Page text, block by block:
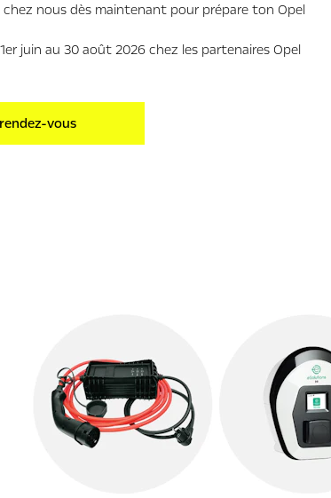
chez nous dès maintenant pour prépare ton Opel
juin au 30 août 2026 chez les partenaires Opel
vous